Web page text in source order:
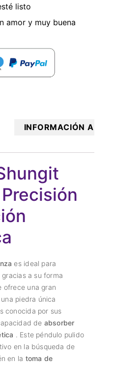
listo
amor y muy buena
INFORMACIÓN
es ideal para
gracias a su forma
ofrece una gran
una piedra única
conocida por sus
de absorber
. Este péndulo pulido
en la búsqueda de
en la toma de